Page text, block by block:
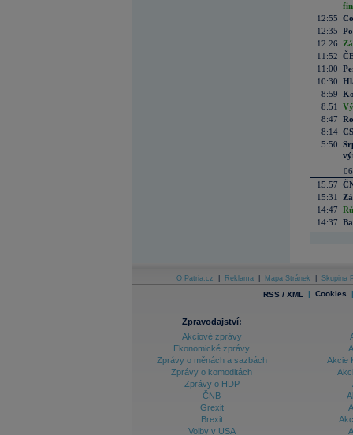
12:55
12:35
12:26
11:52
11:00
10:30
8:59
8:51
8:47
8:14
5:50
15:57
15:31
14:47
14:37
O Patria.cz Reklama Mapa Stránek Skupina
RSS / XML | Cookies |
Zpravodajství:
Akciové zprávy
Ekonomické zprávy
Zprávy o měnách a sazbách
Zprávy o komoditách
Zprávy o HDP
ČNB
Grexit
Brexit
Volby v USA
Akcie